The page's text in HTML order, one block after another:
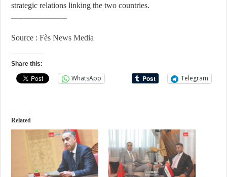
strategic relations linking the two countries.
ــــــــــــــــــــــ
Source :Fès News Media
Share this:
WhatsApp Telegram
Related